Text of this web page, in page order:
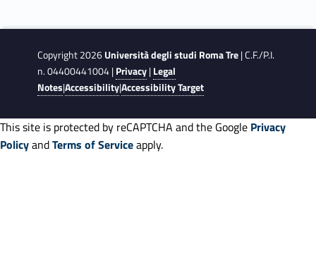
Copyright 2026Università degli studi Roma Tre| C.F./P.I.
n. 04400441004 |Privacy|Legal
Notes|Accessibility|Accessibility Target
This site is protected by reCAPTCHA and the Google Privacy
PolicyandTerms of Serviceapply.